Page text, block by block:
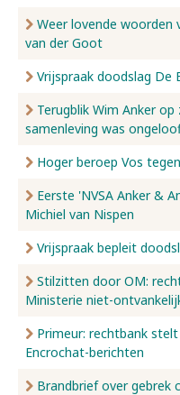
Weer lovende woorden
van der Goot
Vrijspraak doodslag De
Terugblik Wim Anker
samenleving was
Hoger beroep Vos
Eerste 'NVSA Anker &
Michiel van Nispen
Vrijspraak bepleit
Stilzitten door OM:
Ministerie niet-
Primeur: rechtbank
Encrochat-berichten
Brandbrief over gebrek